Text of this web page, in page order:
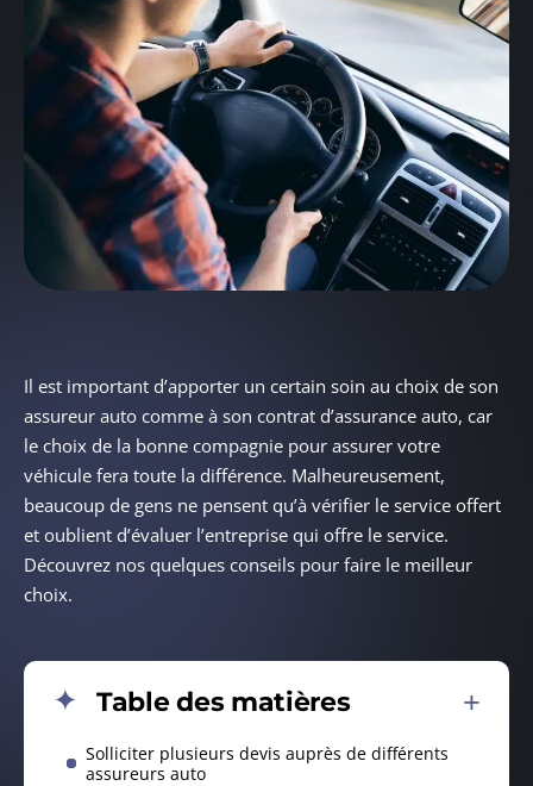
Il est important d’apporter un certain soin au choix de son
assureur auto comme à son contrat d’assurance auto, car
le choix de la bonne compagnie pour assurer votre
véhicule fera toute la différence. Malheureusement,
beaucoup de gens ne pensent qu’à vérifier le service offert
et oublient d’évaluer l’entreprise qui offre le service.
Découvrez nos quelques conseils pour faire le meilleur
choix.
Table des matières
Solliciter plusieurs devis auprès de différents
assureurs auto